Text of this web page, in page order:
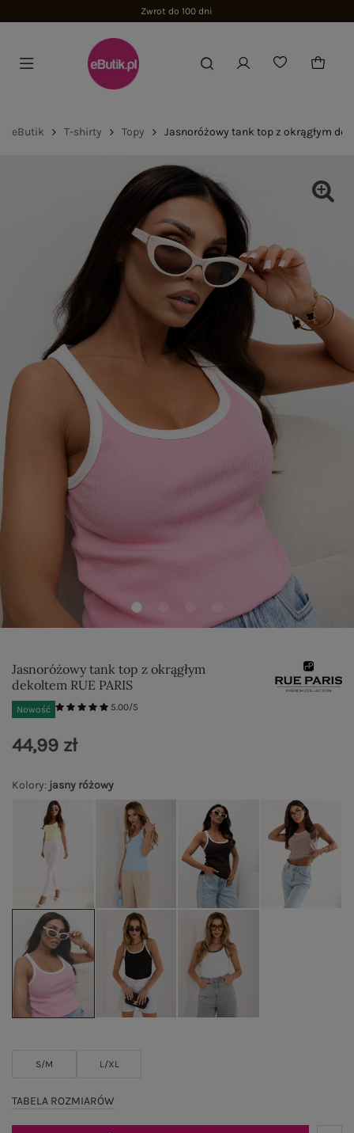
Zwrot do 100 dni
eButik T-shirty Topy Jasnoróżowy tank top z okrągłym
Jasnoróżowy tank top z okrągłym
dekoltem RUE PARIS
Nowość 5.00/5
Kolory: jasny różowy
S/M L/XL
TABELA ROZMIARÓW
44,99 zł